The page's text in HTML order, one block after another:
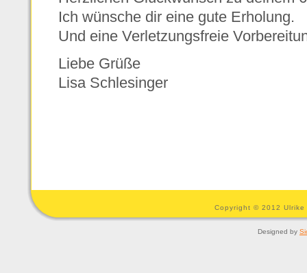
Ich wünsche dir eine gute Erholung.
Und eine Verletzungsfreie
Liebe Grüße
Lisa Schlesinger
Copyright © 2012
Designed by